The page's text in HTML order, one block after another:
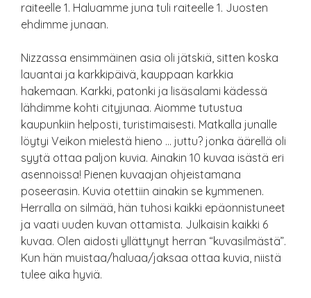
raiteelle 1. Haluamme juna tuli raiteelle 1. Juosten
ehdimme junaan.
Nizzassa ensimmäinen asia oli jätskiä, sitten koska
lauantai ja karkkipäivä, kauppaan karkkia
hakemaan. Karkki, patonki ja lisäsalami kädessä
lähdimme kohti cityjunaa. Aiomme tutustua
kaupunkiin helposti, turistimaisesti. Matkalla junalle
löytyi Veikon mielestä hieno … juttu? jonka äärellä oli
syytä ottaa paljon kuvia. Ainakin 10 kuvaa isästä eri
asennoissa! Pienen kuvaajan ohjeistamana
poseerasin. Kuvia otettiin ainakin se kymmenen.
Herralla on silmää, hän tuhosi kaikki epäonnistuneet
ja vaati uuden kuvan ottamista. Julkaisin kaikki 6
kuvaa. Olen aidosti yllättynyt herran “kuvasilmästä”.
Kun hän muistaa/haluaa/jaksaa ottaa kuvia, niistä
tulee aika hyviä.